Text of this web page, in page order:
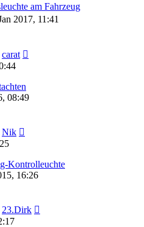
am Fahrzeug
2017, 11:41
carat
08:49
Nik
Kontrolleuchte
16:26
23.Dirk